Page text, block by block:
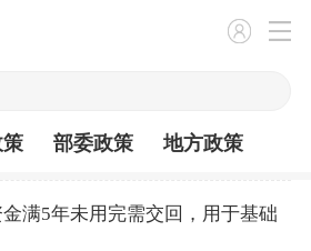
策 部委政策 地方政策
满5年未用完需交回，用于基础